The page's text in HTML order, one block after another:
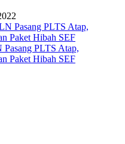
PLTS Atap,
Paket Hibah SEF